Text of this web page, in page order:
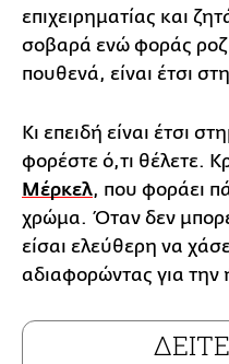
επιχειρηματίας και
σοβαρά ενώ φοράς ροζ
πουθενά, είναι έτσι
Κι επειδή είναι έτσι
φορέστε ό,τι θέλετε.
Μέρκελ, που φοράει
χρώμα. Όταν δεν
είσαι ελεύθερη να
αδιαφορώντας για την